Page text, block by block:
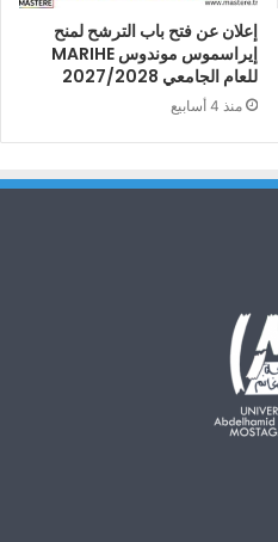
إعلان عن فتح باب الترشح لمنح
إيراسموس موندوس MARIHE
للعام الجامعي 2027/2028
منذ 4 أسابيع